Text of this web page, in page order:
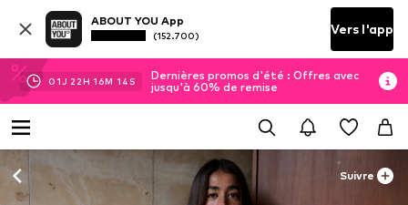
ABOUT YOU App
(152.700) Vers l'app
01J 22H 16M 12 S
Dernières promos d'été : Offres avec
jusqu'à 60% de remise
Suivre